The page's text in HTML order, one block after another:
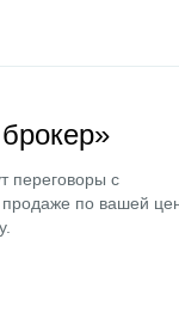
переговоры с
по вашей